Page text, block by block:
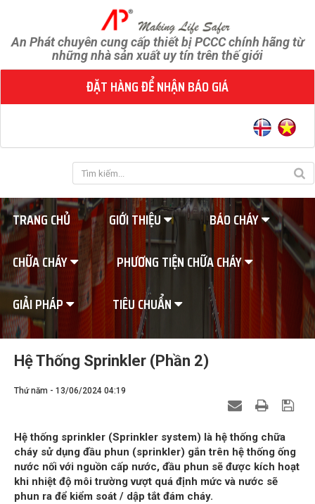
An Phát chuyên cung cấp thiết bị PCCC chính hãng từ
những nhà sản xuất uy tín trên thế giới
ĐẶT HÀNG ĐỂ NHẬN BÁO GIÁ
TRANG CHỦ GIỚI THIỆU
BÁO CHÁY
CHỮA CHÁY
PHƯƠNG TIỆN CHỮA CHÁY
GIẢI PHÁP
TIÊU CHUẨN
Hệ Thống Sprinkler (Phần 2)
Thứ năm - 13/06/2024 04:19
Hệ thống sprinkler (Sprinkler system) là hệ thống chữa
cháy sử dụng đầu phun (sprinkler) gắn trên hệ thống ống
nước nối với nguồn cấp nước, đầu phun sẽ được kích hoạt
khi nhiệt độ môi trường vượt quá định mức và nước sẽ
phun ra để kiểm soát / dập tắt đám cháy.